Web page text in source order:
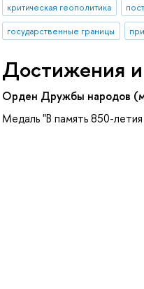
критическая геополитика
государственные границы
Достижения
Орден Дружбы народов
Медаль "В память 850-